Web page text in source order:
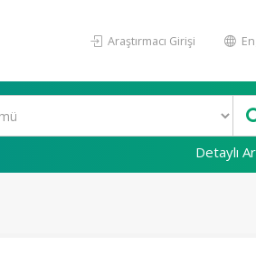
Araştırmacı Girişi
Detaylı